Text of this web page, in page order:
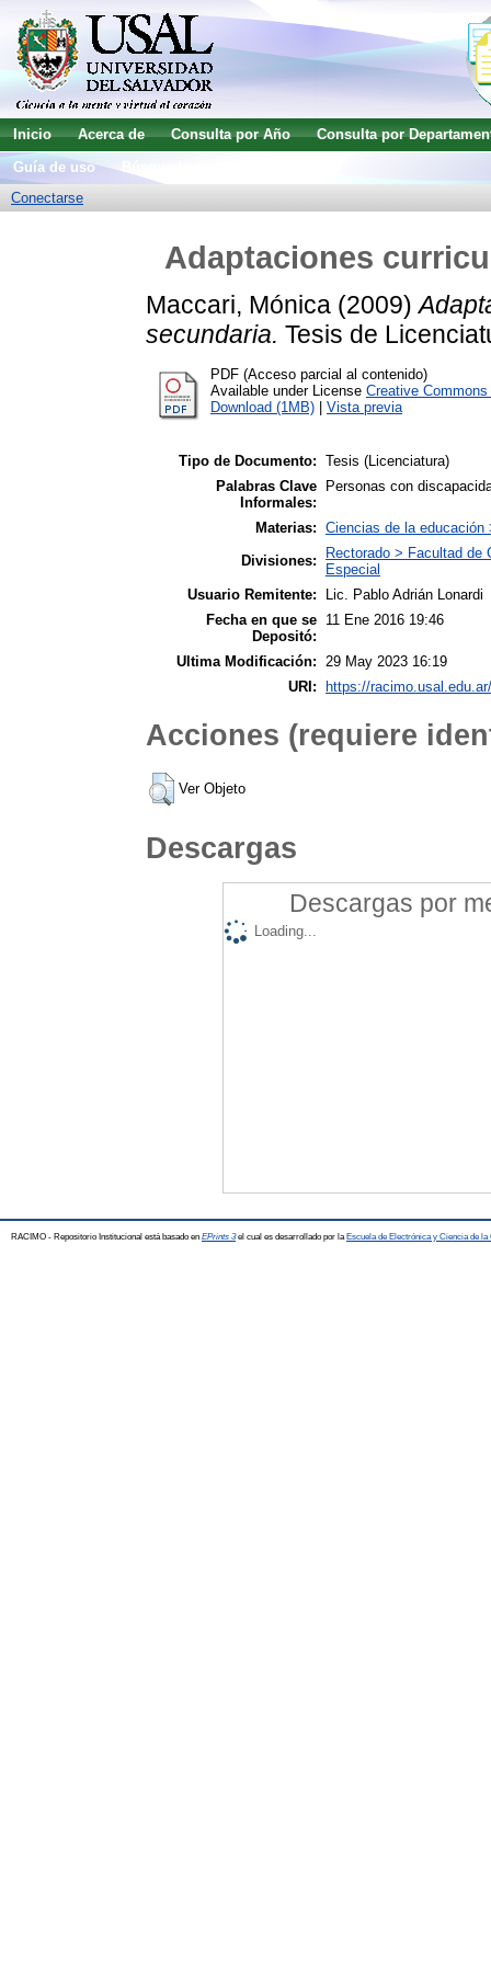
Inicio Acerca de Consulta por Año
Consulta por
Guía de uso
Conectarse
Adaptaciones
Maccari, Mónica (2009)
secundaria. Tesis de
PDF (Acceso parcial al contenido)
Available under License Creative
Download (1MB)
Vista previa
Tipo de Documento: Tesis (Licenciatura)
Palabras Clave
Informales:
Personas con
Materias: Ciencias de la
Divisiones:
Rectorado > Facultad
Especial
Usuario Remitente:
Lic. Pablo Adrián Lonardi
Fecha en que se
Depositó:
11 Ene 2016 19:46
Ultima Modificación: 29 May 2023 16:19
URI:
https://
Acciones (requiere
Ver Objeto
Descargas
Descargas por
Loading...
RACIMO - Repositorio Institucional está basado en EPrints 3el cual es desarrollado por la Escuela de Electrónica y Ciencia de la